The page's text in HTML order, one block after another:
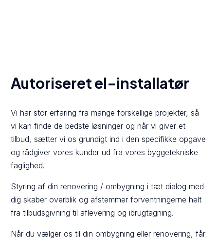
Autoriseret el-installatør
Vi har stor erfaring fra mange forskellige projekter, så
vi kan finde de bedste løsninger og når vi giver et
tilbud, sætter vi os grundigt ind i den specifikke opgave
og rådgiver vores kunder ud fra vores byggetekniske
faglighed.
Styring af din renovering / ombygning i tæt dialog med
dig skaber overblik og afstemmer forventningerne helt
fra tilbudsgivning til aflevering og ibrugtagning.
Når du vælger os til din ombygning eller renovering, får